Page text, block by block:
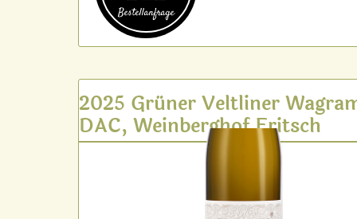
Bestell­anfrage
2025 Grüner Veltliner
DAC, Weinberghof Fritsch